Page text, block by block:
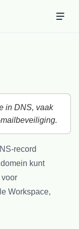
in DNS, vaak
record
kunt
Workspace,